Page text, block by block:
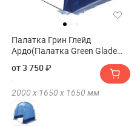
Палатка Грин Глейд
Ардо(Палатка Green Glade
от 3 750 ₽
2000 х 1650 х 1650 мм